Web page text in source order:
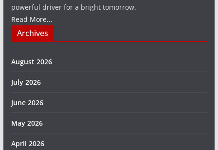
powerful driver for a bright tomorrow.
Read More...
Archives
August 2026
July 2026
June 2026
May 2026
April 2026